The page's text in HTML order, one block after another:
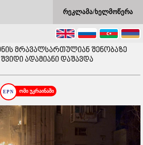
რეკლამა/ხელმოწერა
მრავალსართულიან შენობაზე
ადამიანი დაშავდა
ომი უკრაინაში